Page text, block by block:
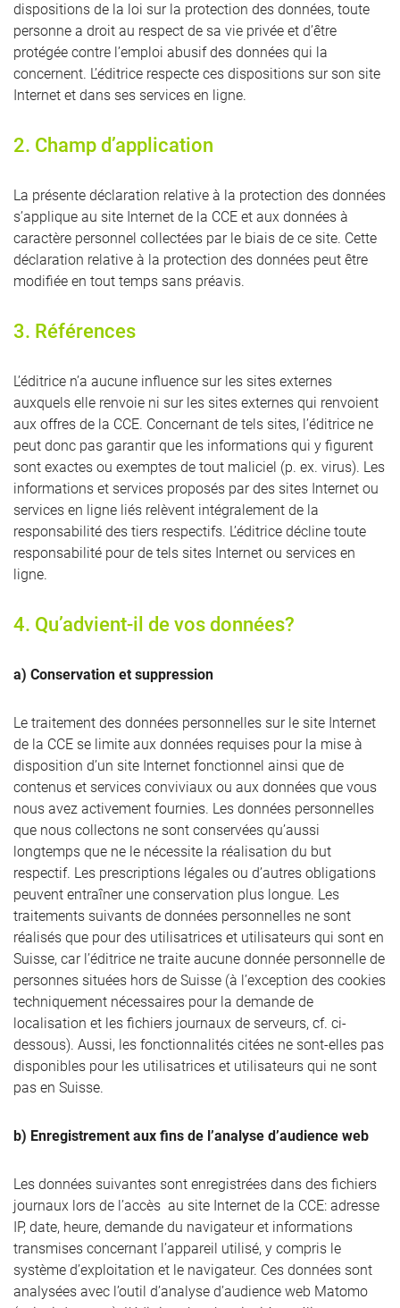
dispositions de la loi sur la protection des données, toute
personne a droit au respect de sa vie privée et d’être
protégée contre l’emploi abusif des données qui la
concernent. L’éditrice respecte ces dispositions sur son site
Internet et dans ses services en ligne.
2. Champ d’application
La présente déclaration relative à la protection des données
s’applique au site Internet de la CCE et aux données à
caractère personnel collectées par le biais de ce site. Cette
déclaration relative à la protection des données peut être
modifiée en tout temps sans préavis.
3. Références
L’éditrice n’a aucune influence sur les sites externes
auxquels elle renvoie ni sur les sites externes qui renvoient
aux offres de la CCE. Concernant de tels sites, l’éditrice ne
peut donc pas garantir que les informations qui y figurent
sont exactes ou exemptes de tout maliciel (p. ex. virus). Les
informations et services proposés par des sites Internet ou
services en ligne liés relèvent intégralement de la
responsabilité des tiers respectifs. L’éditrice décline toute
responsabilité pour de tels sites Internet ou services en
ligne.
4. Qu’advient-il de vos données?
a) Conservation et suppression
Le traitement des données personnelles sur le site Internet
de la CCE se limite aux données requises pour la mise à
disposition d’un site Internet fonctionnel ainsi que de
contenus et services conviviaux ou aux données que vous
nous avez activement fournies. Les données personnelles
que nous collectons ne sont conservées qu’aussi
longtemps que ne le nécessite la réalisation du but
respectif. Les prescriptions légales ou d’autres obligations
peuvent entraîner une conservation plus longue. Les
traitements suivants de données personnelles ne sont
réalisés que pour des utilisatrices et utilisateurs qui sont en
Suisse, car l’éditrice ne traite aucune donnée personnelle de
personnes situées hors de Suisse (à l’exception des cookies
techniquement nécessaires pour la demande de
localisation et les fichiers journaux de serveurs, cf. ci-
dessous). Aussi, les fonctionnalités citées ne sont-elles pas
disponibles pour les utilisatrices et utilisateurs qui ne sont
pas en Suisse.
b) Enregistrement aux fins de l’analyse d’audience web
Les données suivantes sont enregistrées dans des fichiers
journaux lors de l’accès au site Internet de la CCE: adresse
IP, date, heure, demande du navigateur et informations
transmises concernant l’appareil utilisé, y compris le
système d’exploitation et le navigateur. Ces données sont
analysées avec l’outil d’analyse d’audience web Matomo